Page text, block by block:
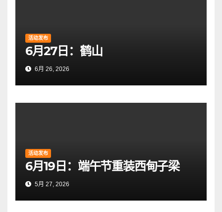
活动发布
6月27日：鹤山
6月 26, 2026
活动发布
6月19日：端午节重装西甸子梁
5月 27, 2026